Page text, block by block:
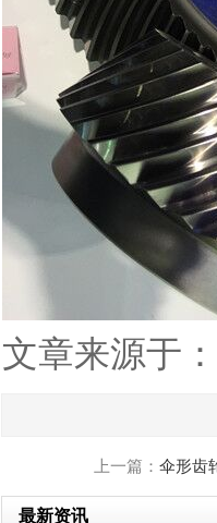
文章来源于
上一篇： 伞形齿
最新资讯